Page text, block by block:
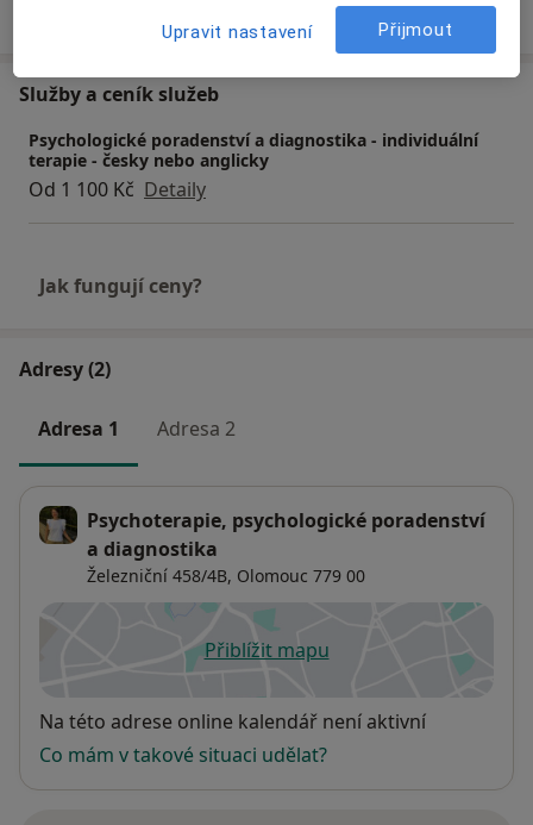
o zkušenostech
Služby a ceník služeb
Psychologické poradenství a diagnostika - individuální
terapie - česky nebo anglicky
Od 1 100 Kč Detaily
Jak fungují ceny?
Adresy (2)
Adresa 1 Adresa 2
Psychoterapie, psychologické poradenství
a diagnostika
Železniční 458/4B, Olomouc 779 00
Přiblížit mapuse otevře v nové záložce
Dostupnost
Na této adrese online kalendář není aktivní
Co mám v takové situaci udělat?
Upravit nastavení Přijmout